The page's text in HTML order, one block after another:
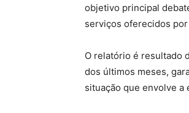
objetivo principal
serviços oferecidos
O relatório é resultado
dos últimos meses,
situação que envolve a